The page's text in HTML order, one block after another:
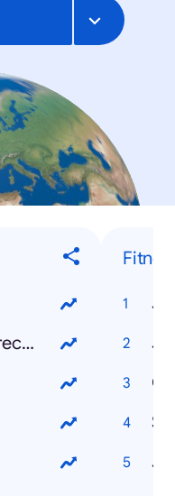
Beef bourguignon recipe